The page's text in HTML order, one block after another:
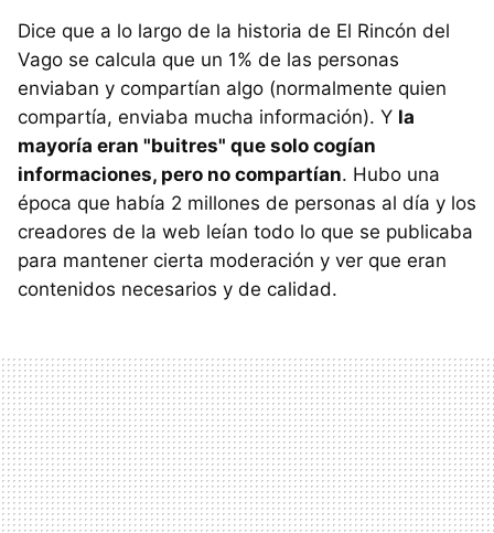
Dice que a lo largo de la historia de El Rincón del
Vago se calcula que un 1% de las personas
enviaban y compartían algo (normalmente quien
compartía, enviaba mucha información). Y la
mayoría eran "buitres" que solo cogían
informaciones, pero no compartían. Hubo una
época que había 2 millones de personas al día y los
creadores de la web leían todo lo que se publicaba
para mantener cierta moderación y ver que eran
contenidos necesarios y de calidad.